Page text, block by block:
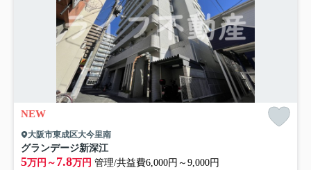
NEW
大阪市東成区大今里南
グランデージ新深江
5万円～ 7.8万円 管理/共益費6,000円～9,000円